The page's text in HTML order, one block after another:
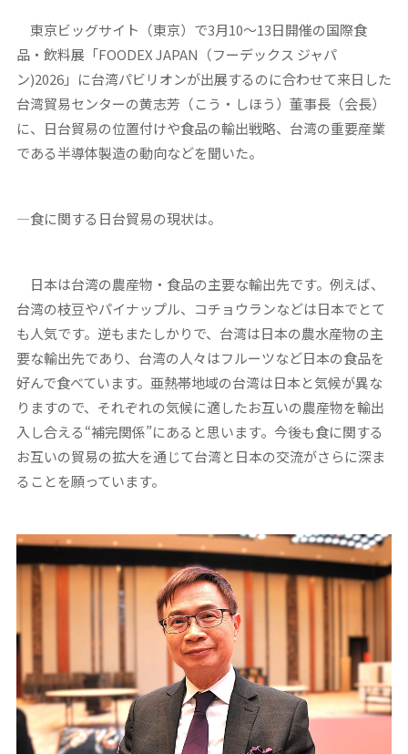
東京ビッグサイト（東京）で3月10～13日開催の国際食
品・飲料展「FOODEX JAPAN（フーデックス ジャパ
ン)2026」に台湾パビリオンが出展するのに合わせて来日した
台湾貿易センターの黄志芳（こう・しほう）董事長（会長）
に、日台貿易の位置付けや食品の輸出戦略、台湾の重要産業
である半導体製造の動向などを聞いた。
―食に関する日台貿易の現状は。
日本は台湾の農産物・食品の主要な輸出先です。例えば、
台湾の枝豆やパイナップル、コチョウランなどは日本でとて
も人気です。逆もまたしかりで、台湾は日本の農水産物の主
要な輸出先であり、台湾の人々はフルーツなど日本の食品を
好んで食べています。亜熱帯地域の台湾は日本と気候が異な
りますので、それぞれの気候に適したお互いの農産物を輸出
入し合える“補完関係”にあると思います。今後も食に関する
お互いの貿易の拡大を通じて台湾と日本の交流がさらに深ま
ることを願っています。